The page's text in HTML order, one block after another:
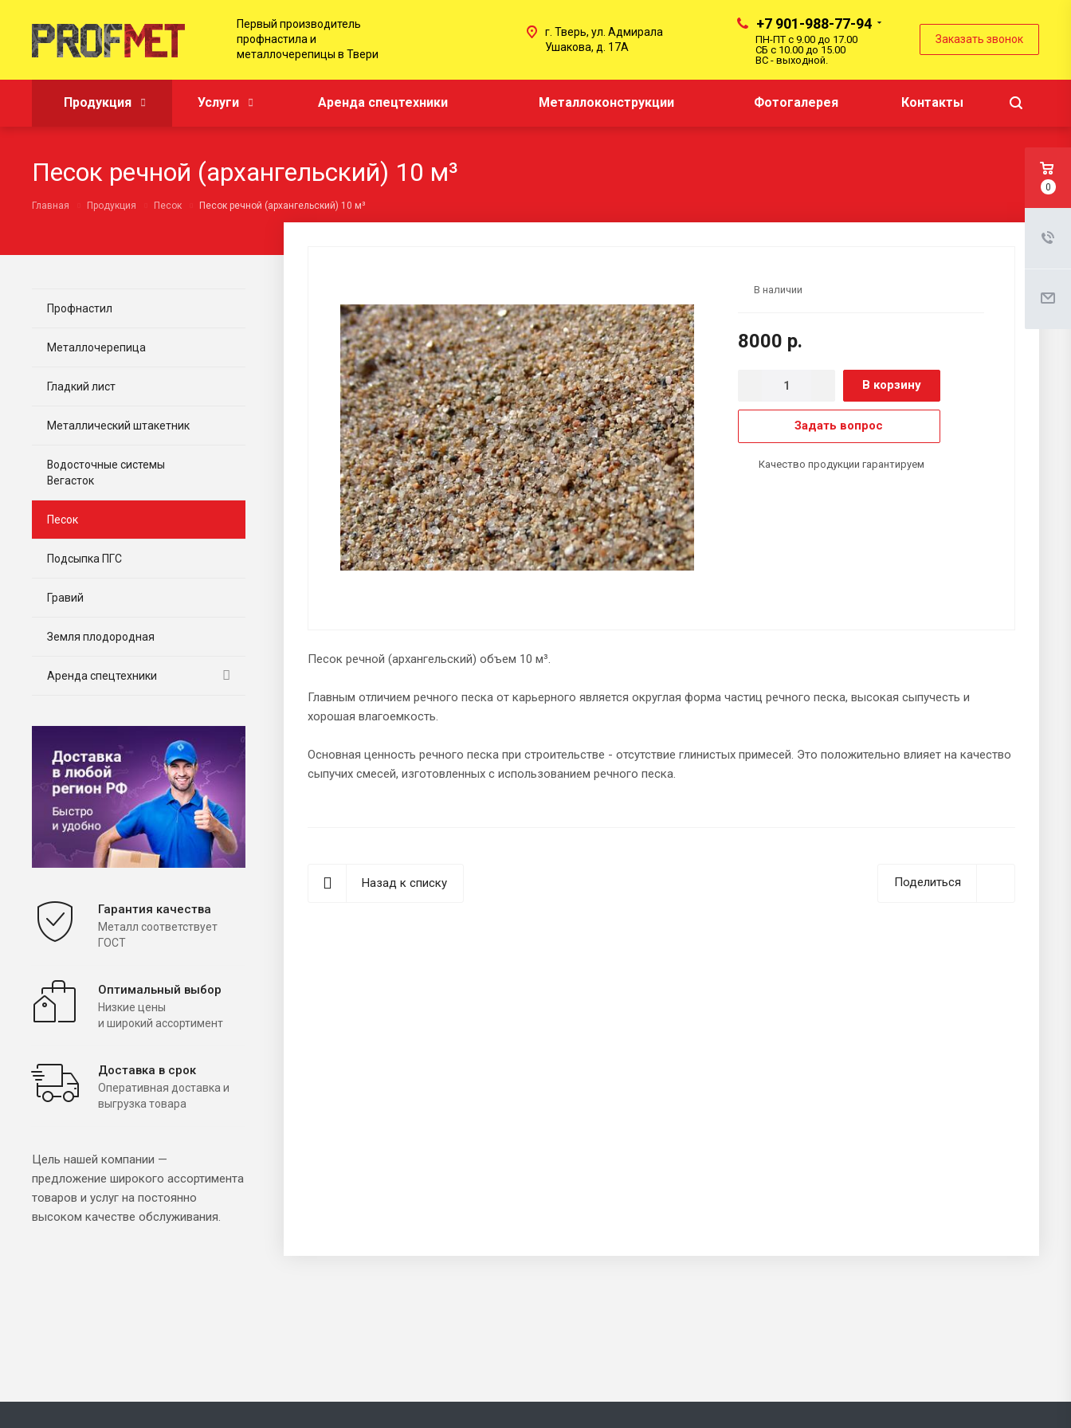
Первый производитель
профнастила и
металлочерепицы в Твери
+7 901-988-77-94
ПН-ПТ с 9.00 до 17.00
СБ с 10.00 до 15.00
ВС - выходной.
Заказать звонок
г. Тверь, ул. Адмирала
Ушакова, д. 17А
Продукция Услуги Аренда спецтехники Металлоконструкции Фотогалерея Контакты
Песок речной (архангельский) 10 м³
Главная Продукция Песок Песок речной (архангельский) 10 м³
В наличии
8000 р.
В корзину
Задать вопрос
Качество продукции гарантируем
Песок речной (архангельский) объем 10 м³.
Главным отличием речного песка от карьерного является округлая форма частиц речного песка, высокая сыпучесть и
хорошая влагоемкость.
Основная ценность речного песка при строительстве - отсутствие глинистых примесей. Это положительно влияет на качество
сыпучих смесей, изготовленных с использованием речного песка.
Поделиться
Назад к списку
Профнастил
Металлочерепица
Гладкий лист
Металлический штакетник
Водосточные системы
Вегасток
Песок
Подсыпка ПГС
Гравий
Земля плодородная
Аренда спецтехники
Гарантия качества
Металл соответствует
ГОСТ
Оптимальный выбор
Низкие цены
и широкий ассортимент
Доставка в срок
Оперативная доставка и
выгрузка товара
Цель нашей компании —
предложение широкого ассортимента
товаров и услуг на постоянно
высоком качестве обслуживания.
0